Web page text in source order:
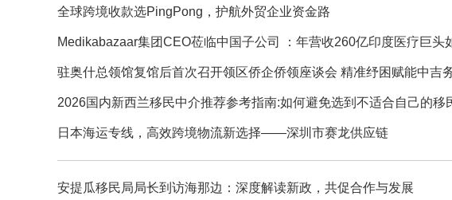
全球跨境收款选PingPong，护航外贸企业资金路
Medikabazaar集团CEO莅临中国子公司 ：年营收260亿印度医疗巨头如何在中国加码盈德
驻奥什总领馆复馆后首次召开领区侨企侨领座谈会 精准纾困赋能中吉
2026国内新西兰移民中介推荐参考指南:如何避免选到不适合自己的移
日本海运专线，高效跨境物流新选择——深圳市赛龙供应链
安提瓜移民局局长到访海那边：深度解读新政，共促合作与发展